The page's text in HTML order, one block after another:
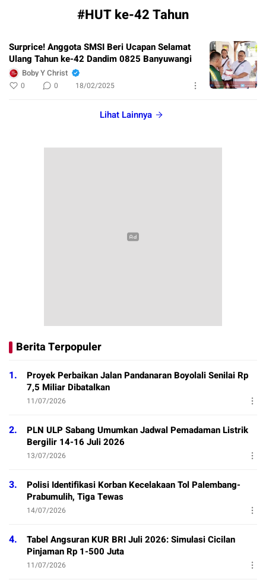
#HUT ke-42 Tahun
Surprice! Anggota SMSI Beri Ucapan Selamat
Ulang Tahun ke-42 Dandim 0825 Banyuwangi
Boby Y Christ
0 0 18/02/2025
Lihat Lainnya
Berita Terpopuler
1.
Proyek Perbaikan Jalan Pandanaran Boyolali Senilai Rp
7,5 Miliar Dibatalkan
11/07/2026
2.
PLN ULP Sabang Umumkan Jadwal Pemadaman Listrik
Bergilir 14-16 Juli 2026
13/07/2026
3.
Polisi Identifikasi Korban Kecelakaan Tol Palembang-
Prabumulih, Tiga Tewas
14/07/2026
4.
Tabel Angsuran KUR BRI Juli 2026: Simulasi Cicilan
Pinjaman Rp 1-500 Juta
11/07/2026